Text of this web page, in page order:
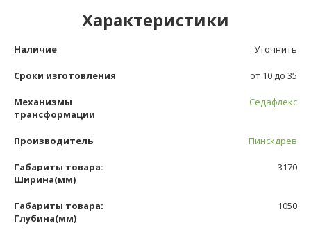
Характеристики
Наличие Уточнить
Сроки изготовления от 10 до 35
Механизмы
трансформации
Седафлекс
Производитель Пинскдрев
Габариты товара:
Ширина(мм)
3170
Габариты товара:
Глубина(мм)
1050